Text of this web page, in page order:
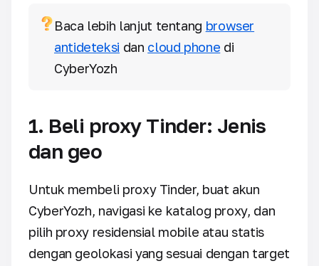
Baca lebih lanjut tentang browser
antideteksi dan cloud phone di
CyberYozh
1. Beli proxy Tinder: Jenis
dan geo
Untuk membeli proxy Tinder, buat akun
CyberYozh, navigasi ke katalog proxy, dan
pilih proxy residensial mobile atau statis
dengan geolokasi yang sesuai dengan target